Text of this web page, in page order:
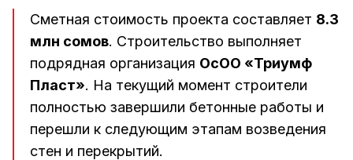
Сметная стоимость проекта составляет 8.3
млн сомов. Строительство выполняет
подрядная организация ОсОО «Триумф
Пласт». На текущий момент строители
полностью завершили бетонные работы и
перешли к следующим этапам возведения
стен и перекрытий.